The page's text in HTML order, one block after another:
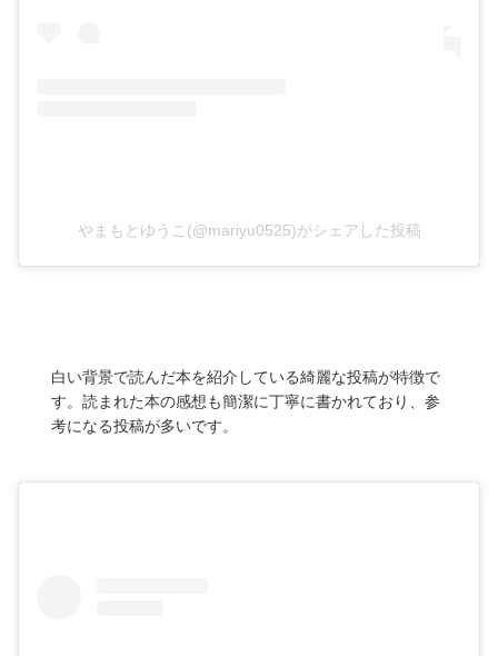
やまもとゆうこ(@mariyu0525)がシェアした投稿
白い背景で読んだ本を紹介している綺麗な投稿が特徴で
す。読まれた本の感想も簡潔に丁寧に書かれており、参
考になる投稿が多いです。